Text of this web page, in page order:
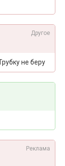
Другое
не беру
Реклама